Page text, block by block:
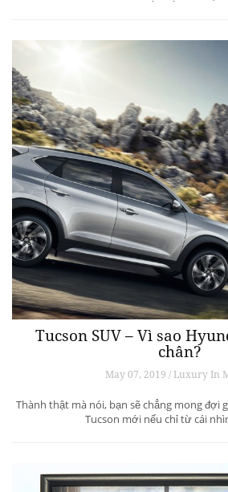
Tucson SUV – Vì sao
chân?
May 07, 2019 / Luxury In
Thành thật mà nói, bạn sẽ chẳng mong đợi
Tucson mới nếu chỉ từ cái